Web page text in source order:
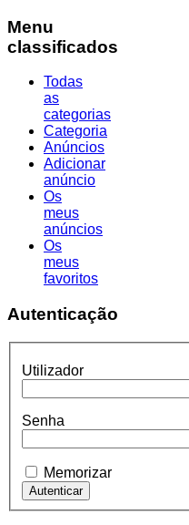
Menu
classificados
Todas
as
categorias
Categoria
Anúncios
Adicionar
anúncio
Os
meus
anúncios
Os
meus
favoritos
Autenticação
Utilizador
Senha
Memorizar